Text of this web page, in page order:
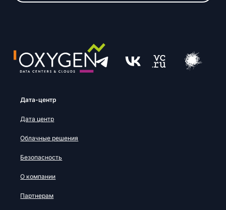
Дата-центр
Дата центр
Облачные решения
Безопасность
О компании
Партнерам